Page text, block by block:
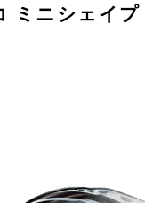
ミニシェイプ